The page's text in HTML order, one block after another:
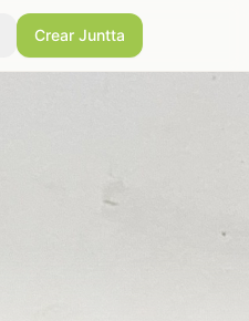
Crear Juntta